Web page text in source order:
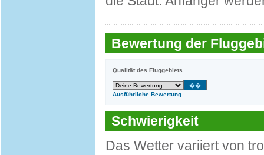
Bewertung der
Qualität des Fluggebiets
Ausführliche Bewertung
Schwierigkeit
Das Wetter variiert von